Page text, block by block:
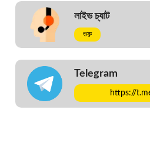
লাইভ চ্যাট
শুরু
Telegram
https://